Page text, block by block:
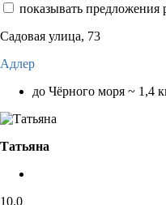
показывать предложения
Садовая улица, 73
Адлер
до Чёрного моря ~ 1,4
Татьяна
10,0